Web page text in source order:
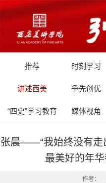
推荐 时刻学习
讲述西美 争先创优
“四史”学习教育 媒体视角
张晨——“我始终没有走
最美好的年
作者：